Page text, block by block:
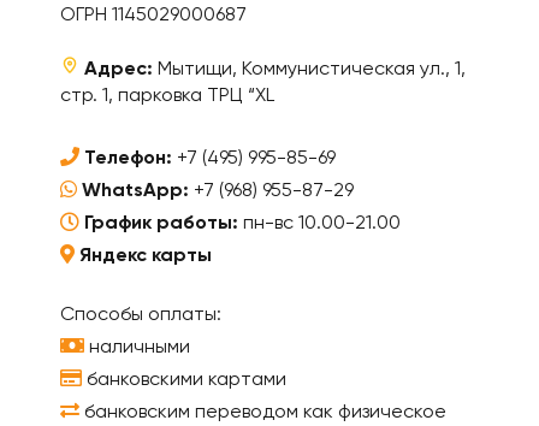
ОГРН 1145029000687
Адрес: Мытищи, Коммунистическая ул., 1,
стр. 1, парковка ТРЦ “XL
Телефон: +7 (495) 995-85-69
WhatsApp: +7 (968) 955-87-29
График работы: пн-вс 10.00-21.00
Яндекс карты
Способы оплаты:
наличными
банковскими картами
банковским переводом как физическое